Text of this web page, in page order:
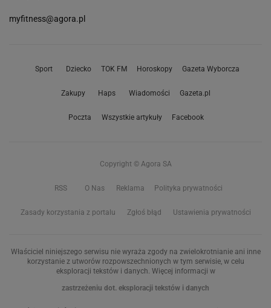
myfitness@agora.pl
Sport Dziecko TOK FM Horoskopy Gazeta Wyborcza
Zakupy Haps Wiadomości Gazeta.pl
Poczta Wszystkie artykuły Facebook
Copyright © Agora SA
RSS O Nas Reklama Polityka prywatności
Zasady korzystania z portalu Zgłoś błąd Ustawienia prywatności
Właściciel niniejszego serwisu nie wyraża zgody na zwielokrotnianie ani inne
korzystanie z utworów rozpowszechnionych w tym serwisie, w celu
eksploracji tekstów i danych. Więcej informacji w
zastrzeżeniu dot. eksploracji tekstów i danych